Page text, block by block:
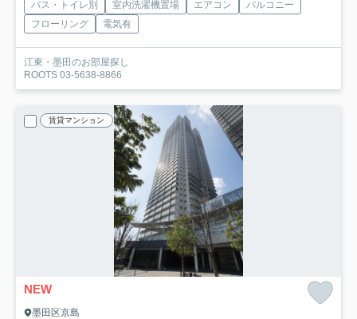
バス・トイレ別 室内洗濯機置場 エアコン
バルコニー
フローリング
電気有
江東・墨田のお部屋探し
ROOTS 03-5638-8866
賃貸マンション
NEW
墨田区京島